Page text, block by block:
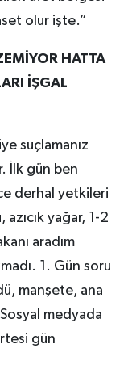
olur işte.”
HATTA
İŞGAL
suçlamanız
İlk gün ben
derhal yetkileri
yağar, 1-2
aradım
1. Gün soru
manşete, ana
medyada
gün